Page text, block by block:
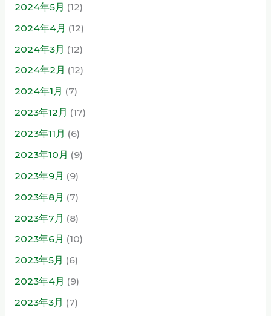
2024年5月 (12)
2024年4月 (12)
2024年3月 (12)
2024年2月 (12)
2024年1月 (7)
2023年12月 (17)
2023年11月 (6)
2023年10月 (9)
2023年9月 (9)
2023年8月 (7)
2023年7月 (8)
2023年6月 (10)
2023年5月 (6)
2023年4月 (9)
2023年3月 (7)